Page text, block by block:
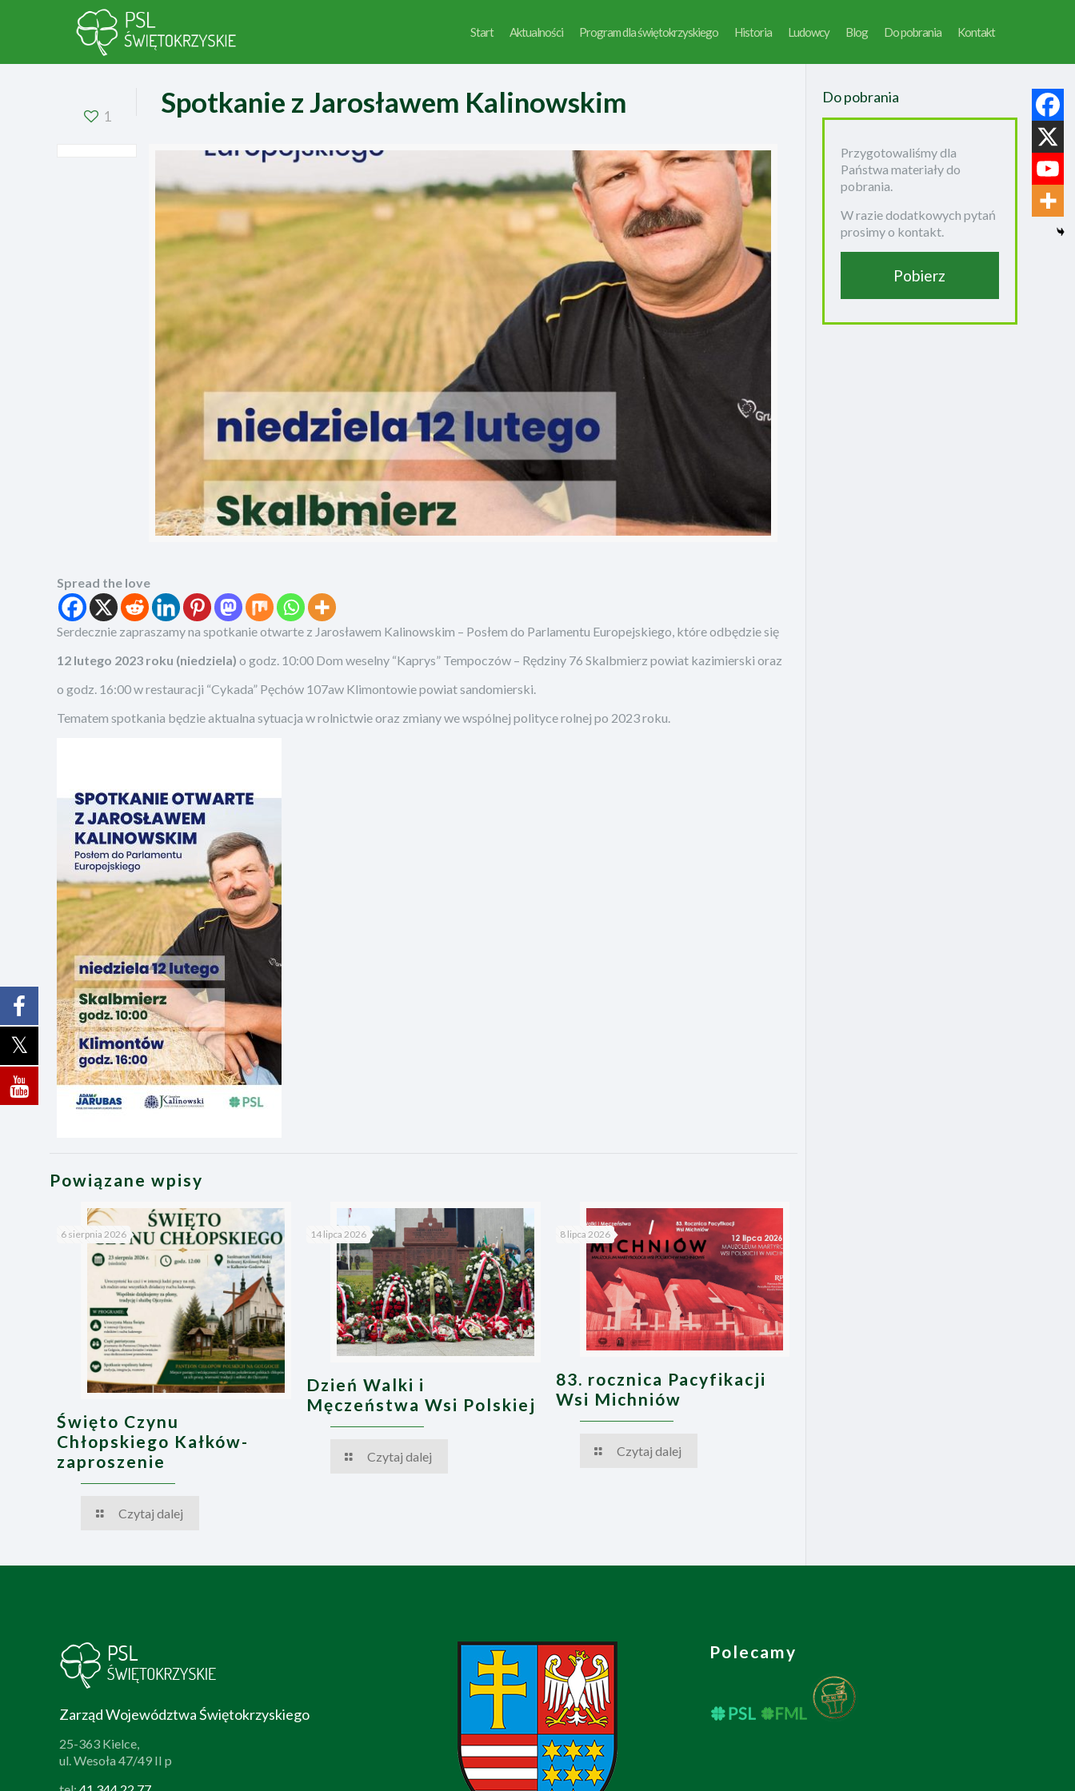
Start Aktualności Program dla świętokrzyskiego Historia Ludowcy Blog Do pobrania Kontakt
1 Spotkanie z Jarosławem Kalinowskim
Spread the love
Serdecznie zapraszamy na spotkanie otwarte z Jarosławem Kalinowskim – Posłem do Parlamentu Europejskiego, które odbędzie się
12 lutego 2023 roku (niedziela) o godz. 10:00 Dom weselny “Kaprys” Tempoczów – Rędziny 76 Skalbmierz powiat kazimierski oraz
o godz. 16:00 w restauracji “Cykada” Pęchów 107aw Klimontowie powiat sandomierski.
Tematem spotkania będzie aktualna sytuacja w rolnictwie oraz zmiany we wspólnej polityce rolnej po 2023 roku.
Powiązane wpisy
6 sierpnia 2026
Święto Czynu
Chłopskiego Kałków-
zaproszenie
Czytaj dalej
14 lipca 2026
Dzień Walki i
Męczeństwa Wsi Polskiej
Czytaj dalej
8 lipca 2026
83. rocznica Pacyfikacji
Wsi Michniów
Czytaj dalej
Do pobrania
Przygotowaliśmy dla
Państwa materiały do
pobrania.
W razie dodatkowych pytań
prosimy o kontakt.
Pobierz
Zarząd Województwa Świętokrzyskiego
25-363 Kielce,
ul. Wesoła 47/49 II p
Polecamy